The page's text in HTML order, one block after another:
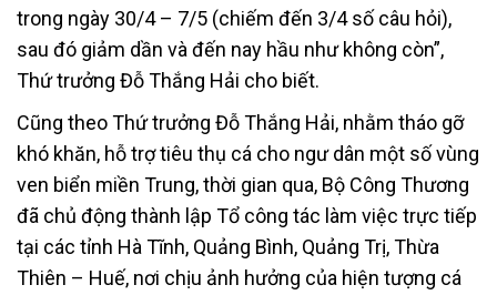
trong ngày 30/4 – 7/5 (chiếm đến 3/4 số câu hỏi),
sau đó giảm dần và đến nay hầu như không còn”,
Thứ trưởng Đỗ Thắng Hải cho biết.
Cũng theo Thứ trưởng Đỗ Thắng Hải, nhằm tháo gỡ
khó khăn, hỗ trợ tiêu thụ cá cho ngư dân một số vùng
ven biển miền Trung, thời gian qua, Bộ Công Thương
đã chủ động thành lập Tổ công tác làm việc trực tiếp
tại các tỉnh Hà Tĩnh, Quảng Bình, Quảng Trị, Thừa
Thiên – Huế, nơi chịu ảnh hưởng của hiện tượng cá